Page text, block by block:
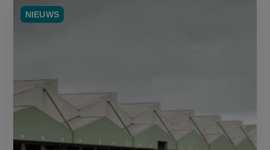
NIEUWS